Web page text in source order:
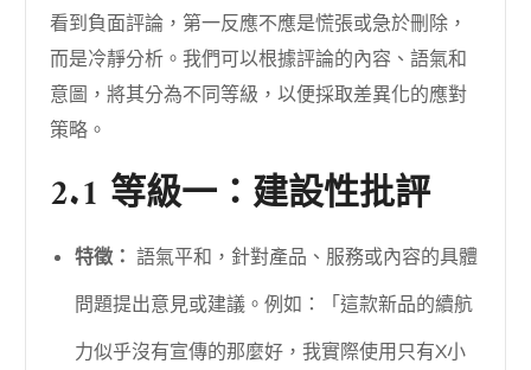
看到負面評論，第一反應不應是慌張或急於刪除，
而是冷靜分析。我們可以根據評論的內容、語氣和
意圖，將其分為不同等級，以便採取差異化的應對
策略。
2.1 等級一：建設性批評
特徵： 語氣平和，針對產品、服務或內容的具體
問題提出意見或建議。例如：「這款新品的續航
力似乎沒有宣傳的那麼好，我實際使用只有X小